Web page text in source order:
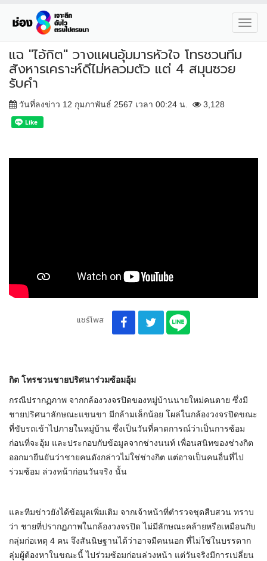
แฉ "ไอ้กิต" วางแผนอุ้มมารหัวใจ โทรชวนทีม
สังหารเคราะห์ดีไม่หลวมตัว แต่ 4 สมุนซวย
รับคำ
วันที่ลงข่าว 12 กุมภาพันธ์ 2567 เวลา 00:24 น. 3,128
แชร์โพส
กิต โทรชวนชายปริศนาร่วมซ้อมอุ้ม
กรณีปรากฏภาพ จากกล้องวงจรปิดของหมู่บ้านนายใหม่คนตาย ซึ่งมี
ชายปริศนาลักษณะแขนขา มีกล้ามเล็กน้อย โผล่ในกล้องวงจรปิดขณะ
ที่ขับรถเข้าไปภายในหมู่บ้าน ซึ่งเป็นวันที่คาดการณ์ว่าเป็นการซ้อม
ก่อนที่จะอุ้ม และประกอบกับข้อมูลจากช่างนนท์ เพื่อนสนิทของช่างกิต
ออกมายืนยันว่าชายคนดังกล่าวไม่ใช่ช่างกิต แต่อาจเป็นคนอื่นที่ไป
ร่วมซ้อม ล่วงหน้าก่อนวันจริง นั้น
และทีมข่าวยังได้ข้อมูลเพิ่มเติม จากเจ้าหน้าที่ตำรวจชุดสืบสวน ทราบ
ว่า ชายที่ปรากฏภาพในกล้องวงจรปิด ไม่มีลักษณะคล้ายหรือเหมือนกับ
กลุ่มก่อเหตุ 4 คน จึงสันนิษฐานได้ว่าอาจมีคนนอก ที่ไม่ใช่ในบรรดาก
ลุ่มผู้ต้องหาในขณะนี้ ไปร่วมซ้อมก่อนล่วงหน้า แต่วันจริงมีการเปลี่ยน